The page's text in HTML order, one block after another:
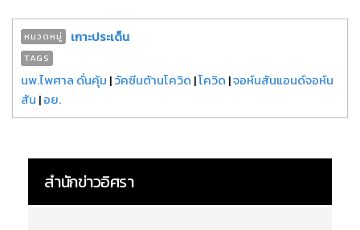
หมวดหมู่ เกาะประเด็น
TAGS
นพ.ไพศาล ดั่นคุ้ม |วัคซีนต้านโควิด |โควิด |จอห์นสันแอนด์จอห์น
สัน |อย.
สำนักข่าวอิศรา